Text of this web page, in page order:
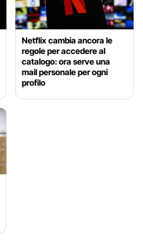
Netflix cambia ancora le
regole per accedere al
catalogo: ora serve una
mail personale per ogni
profilo